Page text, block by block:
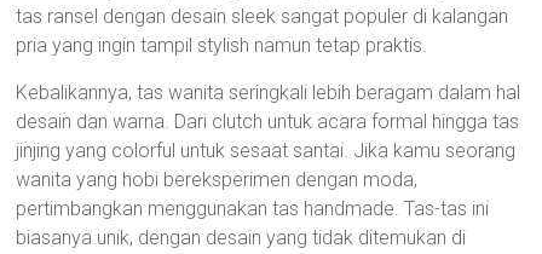
tas ransel dengan desain sleek sangat populer di kalangan
pria yang ingin tampil stylish namun tetap praktis.
Kebalikannya, tas wanita seringkali lebih beragam dalam hal
desain dan warna. Dari clutch untuk acara formal hingga tas
jinjing yang colorful untuk sesaat santai. Jika kamu seorang
wanita yang hobi bereksperimen dengan moda,
pertimbangkan menggunakan tas handmade. Tas-tas ini
biasanya unik, dengan desain yang tidak ditemukan di